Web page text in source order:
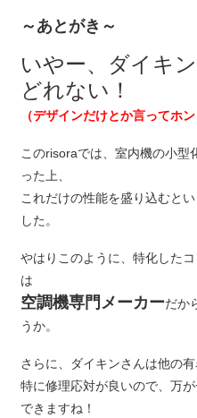
～あとがき～
いやー、ダイキ
どれない！
（デザインだけとか言ってホ
このrisoraでは、室内機の小型
った上、
これだけの性能を盛り込むと
した。
やはりこのように、特化した
は
空調機専門メーカーだか
うか。
さらに、ダイキンさんは他の
特に修理応対が良いので、万
できますね！